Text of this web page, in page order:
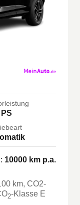
10000 km p.a.
km, CO2-
2-Klasse E